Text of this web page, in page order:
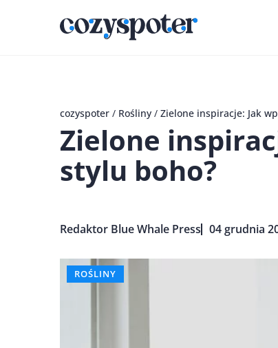
cozyspoter / Rośliny / Zielone inspiracje: Jak
Zielone
stylu boho?
Redaktor Blue Whale Press 04 grudnia
ROŚLINY